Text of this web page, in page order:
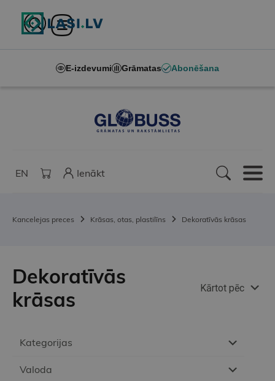
E-izdevumi Grāmatas Abonēšana
EN Ienākt
Kancelejas preces Krāsas, otas, plastilīns Dekoratīvās krāsas
Kategorijas
Valoda
Dekoratīvās
krāsas
Kārtot pēc